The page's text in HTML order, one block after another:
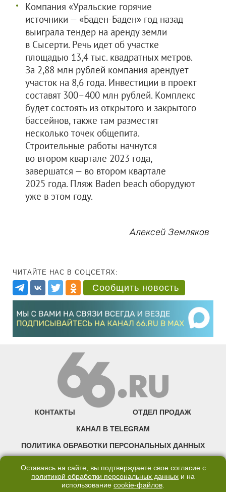
Компания «Уральские горячие
источники — «Баден-Баден» год назад
выиграла тендер на аренду земли
в Сысерти. Речь идет об участке
площадью 13,4 тыс. квадратных метров.
За 2,88 млн рублей компания арендует
участок на 8,6 года. Инвестиции в проект
составят 300–400 млн рублей. Комплекс
будет состоять из открытого и закрытого
бассейнов, также там разместят
несколько точек общепита.
Строительные работы начнутся
во втором квартале 2023 года,
завершатся — во втором квартале
2025 года. Пляж Baden beach оборудуют
уже в этом году.
Алексей Земляков
ЧИТАЙТЕ НАС В СОЦСЕТЯХ:
Сообщить новость
КОНТАКТЫ ОТДЕЛ ПРОДАЖ
КАНАЛ В TELEGRAM
ПОЛИТИКА ОБРАБОТКИ ПЕРСОНАЛЬНЫХ ДАННЫХ
©2007—2025 66.RU. Воспроизведение, сообщение, доведение до всеобщего
Оставаясь на сайте, вы подтверждаете свое согласие с
политикой обработки персональных данных и на
использование cookie-файлов.